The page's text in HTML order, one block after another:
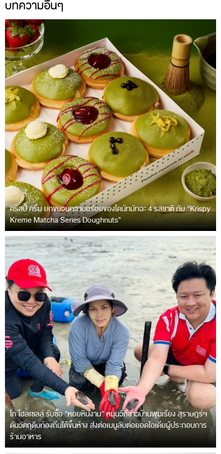
บทความอื่นๆ
คริสปี้ ครีม ยกขบวนความอร่อยของโดนัทมัทฉะ 4 รสชาติ กับ “Krispy
Kreme Matcha Series Doughnuts”
โก โฮลเซลล์ รับซื้อ “หอยหินงาม” หนุนวิถีชาวบ้านพุมเรียง สุราษฎร์ฯ
ดันวัตถุดิบท้องถิ่นใต้ขึ้นห้าง ส่งต่อเมนูลับต่อยอดไอเดียผู้ประกอบการ
ร้านอาหาร